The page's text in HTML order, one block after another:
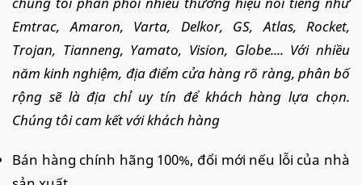
Emtrac, Amaron, Varta, Delkor, GS, Atlas, Rocket,
Trojan, Tianneng, Yamato, Vision, Globe.... Với nhiều
năm kinh nghiệm, địa điểm cửa hàng rõ ràng, phân bố
rộng sẽ là địa chỉ uy tín để khách hàng lựa chọn.
Chúng tôi cam kết với khách hàng
Bán hàng chính hãng 100%, đổi mới nếu lỗi của nhà